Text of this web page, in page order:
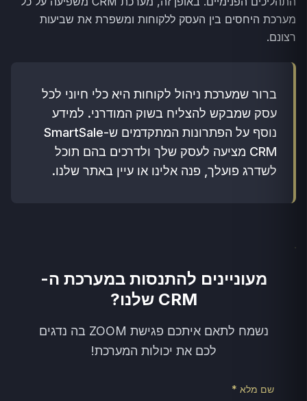
מערכת היחסים בין העסק ללקוחות ומשפרת את שביעות
רצונם.
ברור שמערכת ניהול לקוחות היא כלי חיוני לכל
עסק שמבקש להצליח בשוק המודרני. למידע
נוסף על הפתרונות המתקדמים ש-SmartSale
CRM מציעה לעסק שלך ולדרכים בהם תוכל
לשדרג פועלך, פנה אלינו או עיין באתר שלנו.
מעוניינים להתנסות במערכת ה-
CRM שלנו?
נשמח לתאם איתכם פגישת ZOOM בה נדגים
לכם את יכולות המערכת!
שם מלא *